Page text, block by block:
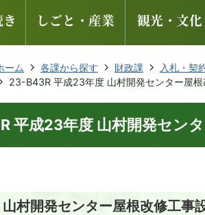
しごと・産業 観光・文
ーム 各課から探す 財政課 入札・契
23-B43R 平成23年度 山村開発センター屋根
平成23年度 山村開発セン
村開発センター屋根改修工事